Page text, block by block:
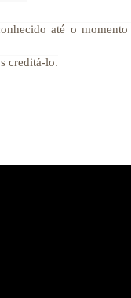
até o
creditá-lo.